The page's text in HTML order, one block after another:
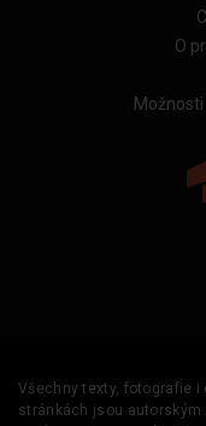
O
Všechny texty, fotografie
stránkách jsou autorským